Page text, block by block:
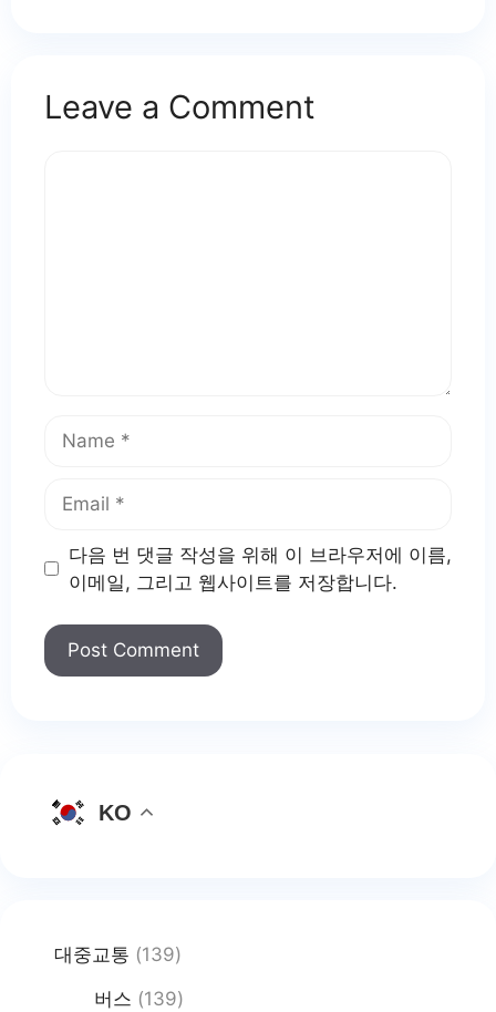
Leave a Comment
다음 번 댓글 작성을 위해 이 브라우저에 이름,
이메일, 그리고 웹사이트를 저장합니다.
KO
대중교통 (139)
버스 (139)